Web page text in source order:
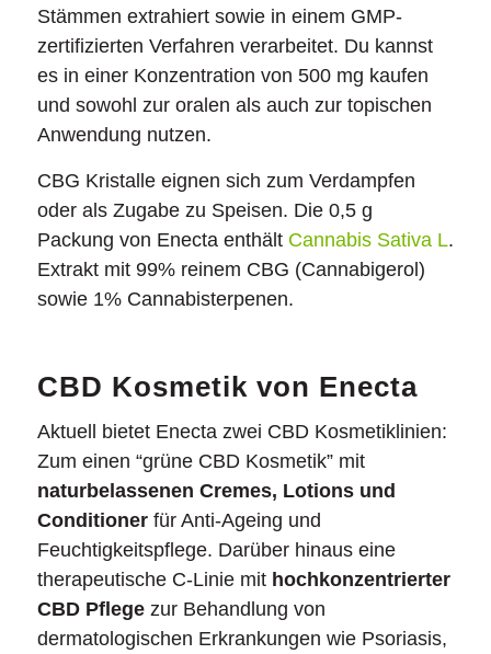
Stämmen extrahiert sowie in einem GMP-
zertifizierten Verfahren verarbeitet. Du kannst
es in einer Konzentration von 500 mg kaufen
und sowohl zur oralen als auch zur topischen
Anwendung nutzen.
CBG Kristalle eignen sich zum Verdampfen
oder als Zugabe zu Speisen. Die 0,5 g
Packung von Enecta enthält Cannabis Sativa L.
Extrakt mit 99% reinem CBG (Cannabigerol)
sowie 1% Cannabisterpenen.
CBD Kosmetik von Enecta
Aktuell bietet Enecta zwei CBD Kosmetiklinien:
Zum einen “grüne CBD Kosmetik” mit
naturbelassenen Cremes, Lotions und
Conditionerfür Anti-Ageing und
Feuchtigkeitspflege. Darüber hinaus eine
therapeutische C-Linie mit hochkonzentrierter
CBD Pflegezur Behandlung von
dermatologischen Erkrankungen wie Psoriasis,